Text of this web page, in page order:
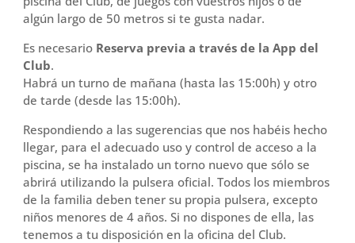
algún largo de 50 metros si te gusta nadar.
Es necesario Reserva previa a través de la App del
Club.
Habrá un turno de mañana (hasta las 15:00h) y otro
de tarde (desde las 15:00h).
Respondiendo a las sugerencias que nos habéis hecho
llegar, para el adecuado uso y control de acceso a la
piscina, se ha instalado un torno nuevo que sólo se
abrirá utilizando la pulsera oficial. Todos los miembros
de la familia deben tener su propia pulsera, excepto
niños menores de 4 años. Si no dispones de ella, las
tenemos a tu disposición en la oficina del Club.